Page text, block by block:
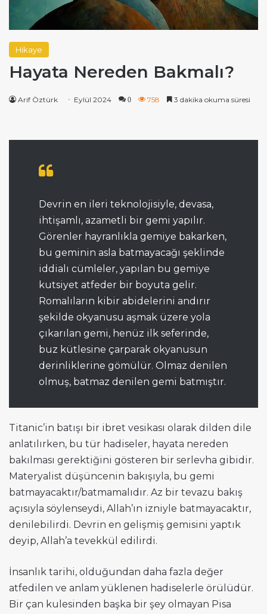
Hikaye
Hayata Nereden Bakmalı?
Arif Öztürk Eylül 2024 0 758 3 dakika okuma süresi
Devrin en ileri teknolojisiyle, devasa,
ihtişamlı, azametli bir gemi yapılır.
Görenler hayranlıkla gemiye bakarken,
bu geminin asla batmayacağı şeklinde
iddialı cümleler, yapılan bu gemiye
kutsiyet atfeder bir boyuta gelir.
Romalıların kibir abidelerini andırır
şekilde okyanusu aşmak üzere yola
çıkarılan gemi, henüz ilk seferinde,
buz kütlesine çarparak okyanusun
derinliklerine gömülür. Olmaz denilen
olmuş, batmaz denilen gemi batmıştır.
Titanic’in batışı bir ibret vesikası olarak dilden dile
anlatılırken, bu tür hadiseler, hayata nereden
bakılması gerektiğini gösteren bir serlevha gibidir.
Materyalist düşüncenin bakışıyla, bu gemi
batmayacaktır/batmamalıdır. Az bir tevazu bakış
açısıyla söylenseydi, Allah’ın izniyle batmayacaktır,
denilebilirdi. Devrin en gelişmiş gemisini yaptık
deyip, Allah’a tevekkül edilirdi.
İnsanlık tarihi, olduğundan daha fazla değer
atfedilen ve anlam yüklenen hadiselerle örülüdür.
Bir çan kulesinden başka bir şey olmayan Pisa